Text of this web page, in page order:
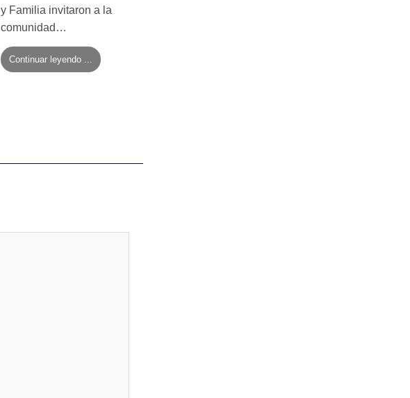
y Familia invitaron a la
comunidad…
Continuar leyendo ...